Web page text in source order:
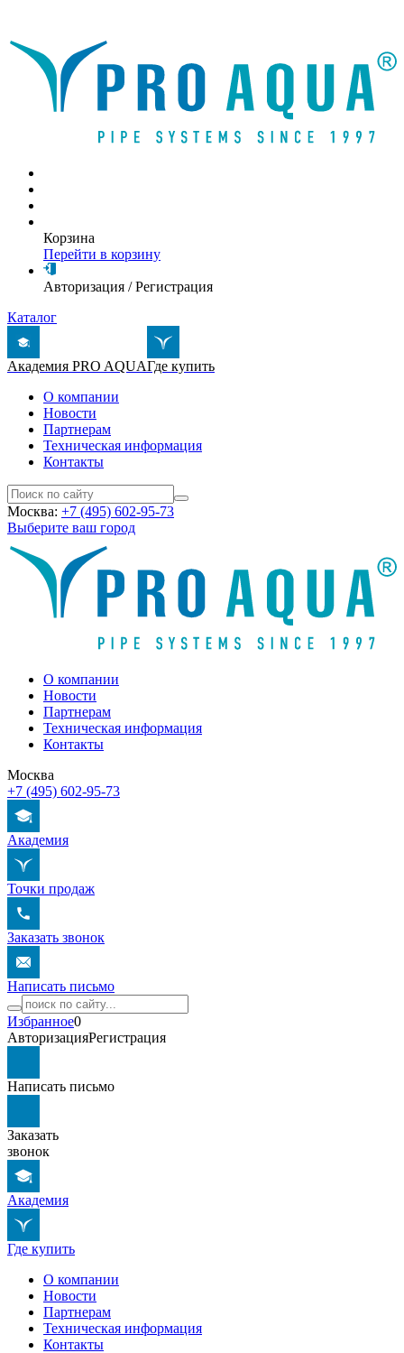
Корзина
Перейти в корзину
Авторизация /Регистрация
Каталог
Академия PRO AQUAГде купить
О компании
Новости
Партнерам
Техническая информация
Контакты
Москва: +7 (495) 602-95-73
Выберите ваш город
О компании
Новости
Партнерам
Техническая информация
Контакты
Москва
+7 (495) 602-95-73
Академия
Точки продаж
Заказать звонок
Написать письмо
Избранное0
АвторизацияРегистрация
Написать письмо
Заказать
звонок
Академия
Где купить
О компании
Новости
Партнерам
Техническая информация
Контакты